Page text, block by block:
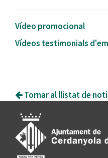
Vídeo promocional
Vídeos testimonials
Tornar al llistat de